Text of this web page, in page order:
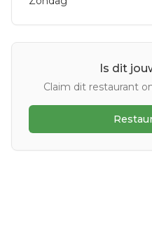
Is dit
Claim dit restaurant